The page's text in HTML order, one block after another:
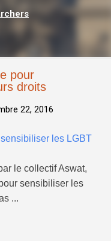
pour
droits
22, 2016
les LGBT
le collectif Aswat,
sensibiliser les
...